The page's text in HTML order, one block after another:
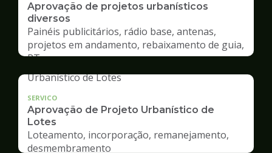
Aprovação de projetos urbanísticos
diversos
Painéis publicitários, rádio base, antenas,
projetos em andamento, rebaixamento de guia,
RT
SERVICO
Aprovação de Projeto Urbanístico de
Lotes
Loteamento, incorporação, remanejamento,
desmembramento